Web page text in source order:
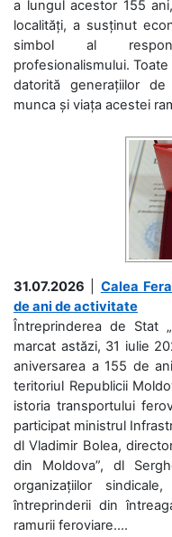
a lungul acestor 155
localități, a susținut
simbol al
profesionalismului.
datorită generațiilor
munca și viața acestei
31.07.2026
Calea
de ani de activitate
Întreprinderea de Stat
marcat astăzi, 31 iulie
aniversarea a 155 de
teritoriul Republicii
istoria transportului
participat ministrul
dl Vladimir Bolea,
din Moldova”, dl
organizațiilor
întreprinderii din
ramurii feroviare....